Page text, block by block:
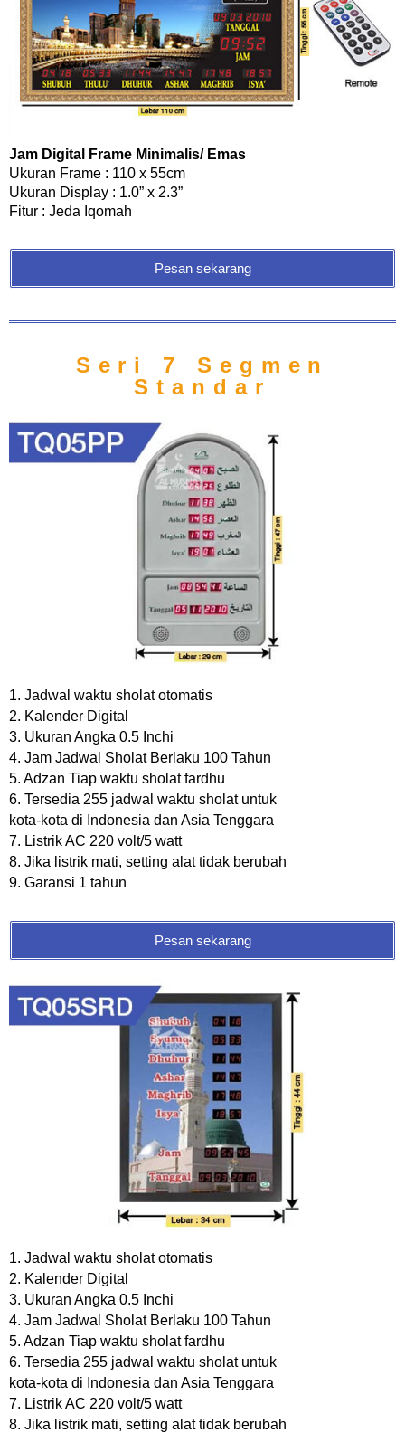
Jam Digital Frame Minimalis/ Emas
Ukuran Frame : 110 x 55cm
Ukuran Display : 1.0” x 2.3”
Fitur : Jeda Iqomah
Pesan sekarang
Seri 7 Segmen
Standar
1. Jadwal waktu sholat otomatis
2. Kalender Digital
3. Ukuran Angka 0.5 Inchi
4. Jam Jadwal Sholat Berlaku 100 Tahun
5. Adzan Tiap waktu sholat fardhu
6. Tersedia 255 jadwal waktu sholat untuk
kota-kota di Indonesia dan Asia Tenggara
7. Listrik AC 220 volt/5 watt
8. Jika listrik mati, setting alat tidak berubah
9. Garansi 1 tahun
Pesan sekarang
1. Jadwal waktu sholat otomatis
2. Kalender Digital
3. Ukuran Angka 0.5 Inchi
4. Jam Jadwal Sholat Berlaku 100 Tahun
5. Adzan Tiap waktu sholat fardhu
6. Tersedia 255 jadwal waktu sholat untuk
kota-kota di Indonesia dan Asia Tenggara
7. Listrik AC 220 volt/5 watt
8. Jika listrik mati, setting alat tidak berubah